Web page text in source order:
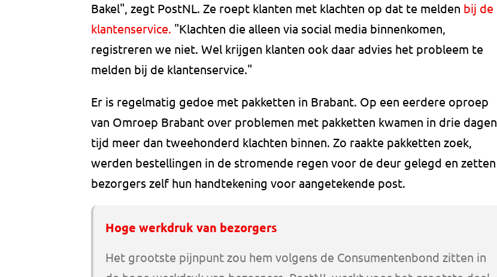
Bakel", zegt PostNL. Ze roept klanten met klachten op dat te melden bij de
klantenservice. "Klachten die alleen via social media binnenkomen,
registreren we niet. Wel krijgen klanten ook daar advies het probleem te
melden bij de klantenservice."
Er is regelmatig gedoe met pakketten in Brabant. Op een eerdere oproep
van Omroep Brabant over problemen met pakketten kwamen in drie dagen
tijd meer dan tweehonderd klachten binnen. Zo raakte pakketten zoek,
werden bestellingen in de stromende regen voor de deur gelegd en zetten
bezorgers zelf hun handtekening voor aangetekende post.
Hoge werkdruk van bezorgers
Het grootste pijnpunt zou hem volgens de Consumentenbond zitten in